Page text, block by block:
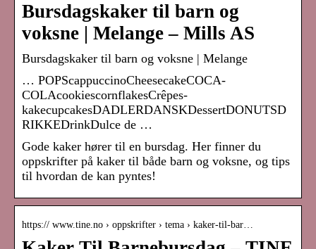
Bursdagskaker til barn og
voksne | Melange – Mills AS
Bursdagskaker til barn og voksne | Melange
… POPScappuccinoCheesecakeCOCA-
COLAcookiescornflakesCrêpes-
kakecupcakesDADLERDANSKDessertDONUTSD
RIKKEDrinkDulce de …
Gode kaker hører til en bursdag. Her finner du
oppskrifter på kaker til både barn og voksne, og tips
til hvordan de kan pyntes!
https:// www.tine.no › oppskrifter › tema › kaker-til-bar…